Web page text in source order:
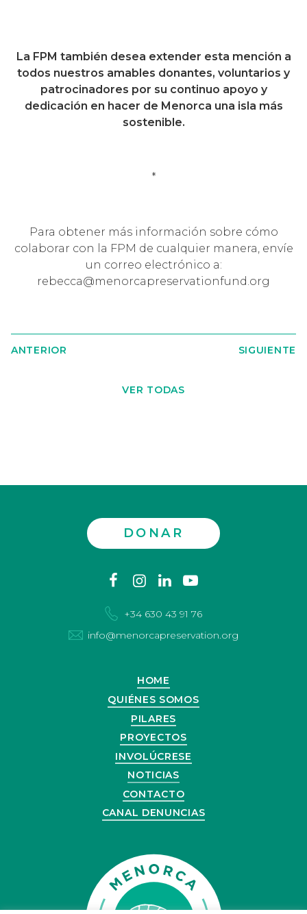
La FPM también desea extender esta mención a
todos nuestros amables donantes, voluntarios y
patrocinadores por su continuo apoyo y
dedicación en hacer de Menorca una isla más
sostenible.
*
Para obtener más información sobre cómo
colaborar con la FPM de cualquier manera, envíe
un correo electrónico a:
rebecca@menorcapreservationfund.org
ANTERIOR
VER TODAS
SIGUIENTE
DONAR
facebook
instagram
linkedin
+34 630 43 91 76
info@menorcapreservation.org
HOME
QUIÉNES SOMOS
PILARES
PROYECTOS
INVOLÚCRESE
NOTICIAS
CONTACTO
CANAL DENUNCIAS